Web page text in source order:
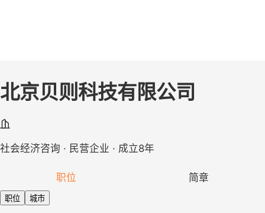
北京贝则科技有限公司
社会经济咨询 · 民营企业 · 成立8年
职位 简章
职位 城市